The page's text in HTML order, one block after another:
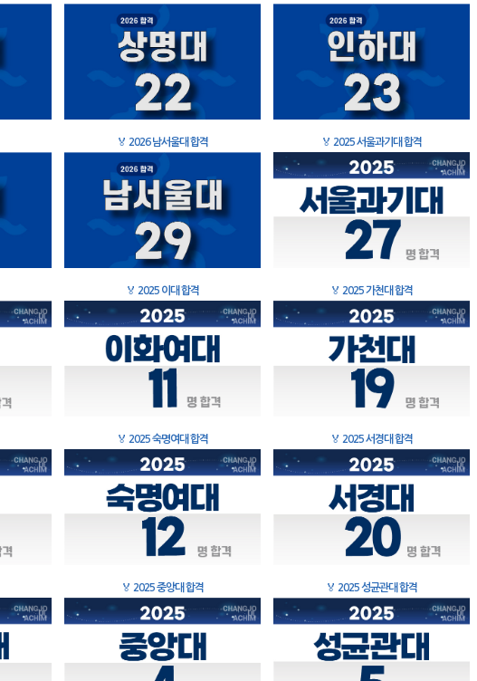
🏅 2026 남서울대 합격 🏅 2025 서울과기대 합격
🏅 2025 이대 합격 🏅 2025 가천대 합격
🏅 2025 숙명여대 합격 🏅 2025 서경대 합격
🏅 2025 중앙대 합격 🏅 2025 성균관대 합격